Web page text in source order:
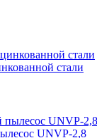
стали
UNVP-2,8